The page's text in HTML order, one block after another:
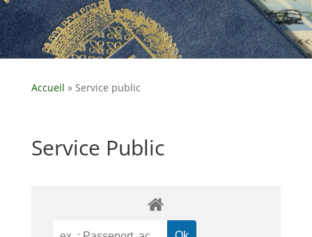
Accueil » Service public
Service Public